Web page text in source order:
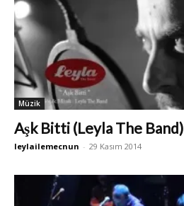
Müzik
Aşk Bitti (Leyla The Band)
leylailemecnun - 29 Kasım 2014